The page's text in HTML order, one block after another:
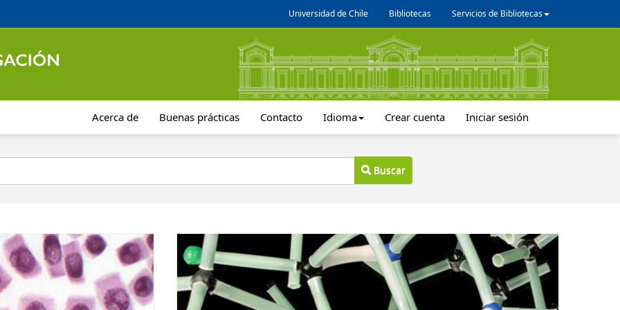
Universidad de Chile Bibliotecas Servicios de Bibliotecas
Acerca de Buenas prácticas Contacto Idioma Crear cuenta Iniciar sesión
Buscar